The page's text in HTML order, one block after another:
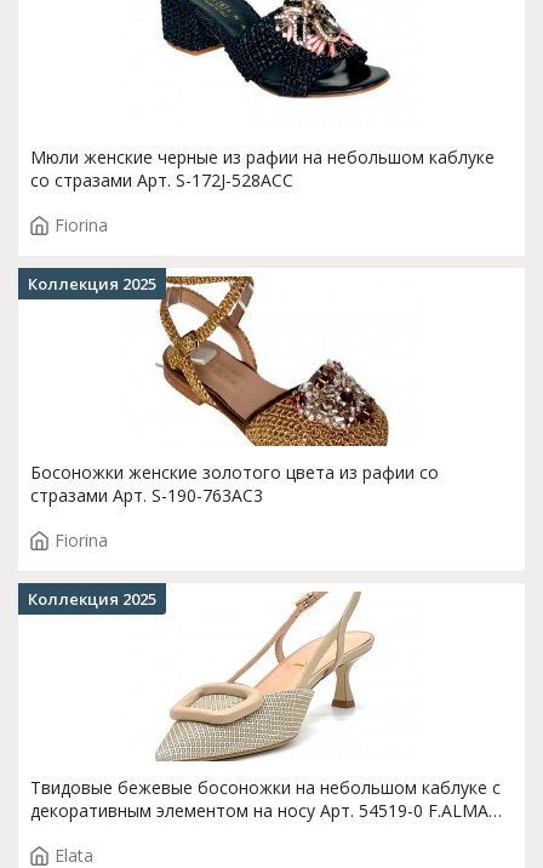
Мюли женские черные из рафии на небольшом каблуке
со стразами Арт. S-172J-528ACC
Fiorina
Босоножки женские золотого цвета из рафии со
стразами Арт. S-190-763AC3
Fiorina
Коллекция 2025
Твидовые бежевые босоножки на небольшом каблуке с
декоративным элементом на носу Арт. 54519-0 F.ALMA
Elata
Коллекция 2025